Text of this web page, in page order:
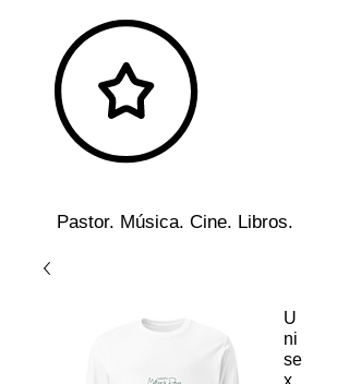
Pastor. Música. Cine. Libros.
U
ni
se
x